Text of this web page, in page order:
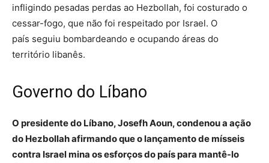
infligindo pesadas perdas ao Hezbollah, foi costurado o
cessar-fogo, que não foi respeitado por Israel. O
país seguiu bombardeando e ocupando áreas do
território libanês.
Governo do Líbano
O presidente do Líbano, Josefh Aoun, condenou a ação
do Hezbollah afirmando que o lançamento de mísseis
contra Israel mina os esforços do país para mantê-lo